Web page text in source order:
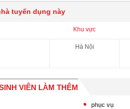
tuyển dụng này
Khu vực
Hà Nội
VIÊN LÀM THÊM
phục vụ